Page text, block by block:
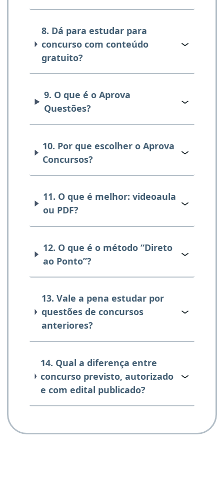
8. Dá para estudar para
concurso com conteúdo
gratuito?
9. O que é o Aprova
Questões?
10. Por que escolher o Aprova
Concursos?
11. O que é melhor: videoaula
ou PDF?
12. O que é o método “Direto
ao Ponto”?
13. Vale a pena estudar por
questões de concursos
anteriores?
14. Qual a diferença entre
concurso previsto, autorizado
e com edital publicado?